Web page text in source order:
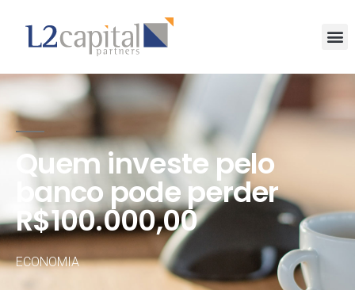
Quem investe pelo
banco pode perder
R$100.000,00
ECONOMIA